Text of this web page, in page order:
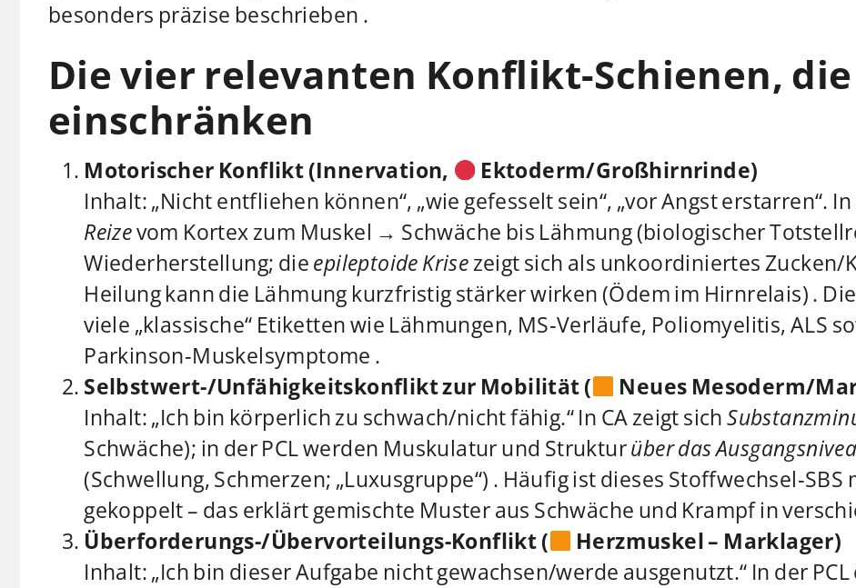
besonders präzise beschrieben .
Die vier relevanten Konflikt-Schienen,
einschränken
Motorischer Konflikt (Innervation,
Ektoderm/Großhirnrinde)
Inhalt: „Nicht entfliehen können“, „wie gefesselt sein“, „vor Angst erstarren“.
Reizevom Kortex zum Muskel → Schwäche bis Lähmung (biologischer
Wiederherstellung; dieepileptoide Krisezeigt sich als unkoordiniertes Zucken/
Heilung kann die Lähmung kurzfristig stärker wirken (Ödem im Hirnrelais) .
viele „klassische“ Etiketten wie Lähmungen, MS‑Verläufe, Poliomyelitis, ALS
Parkinson‑Muskelsymptome .
Selbstwert-/Unfähigkeitskonflikt zur Mobilität (
Neues Mesoderm/
Inhalt: „Ich bin körperlich zu schwach/nicht fähig.“ In CA zeigt sich
Schwäche); in der PCL werden Muskulatur und Strukturüber das
(Schwellung, Schmerzen; „Luxusgruppe“) . Häufig ist dieses Stoffwechsel‑SBS
gekoppelt – das erklärt gemischte Muster aus Schwäche und Krampf in
Überforderungs-/Übervorteilungs-Konflikt (
Herzmuskel – Marklager)
Inhalt: „Ich bin dieser Aufgabe nicht gewachsen/werde ausgenutzt.“ In der